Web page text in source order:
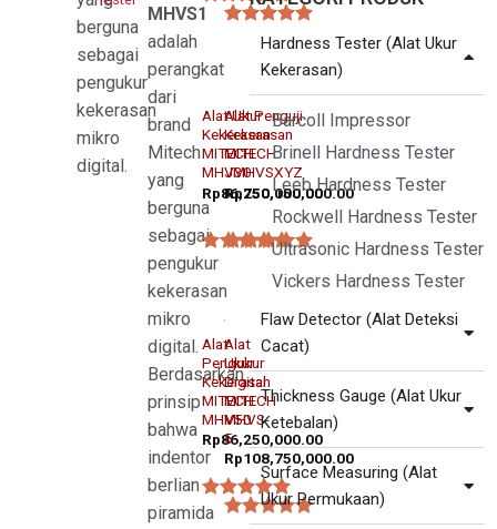
berguna
sebagai
pengukur
kekerasan
mikro
digital.
MHVS1
adalah
perangkat
dari
brand
Mitech
yang
berguna
sebagai
pengukur
kekerasan
mikro
digital.
Berdasarkan
prinsip
bahwa
indentor
berlian
piramida
★★★★★
★★★★★
Alat Ukur
Kekerasan
MITECH
MHV30
Rp86,250,000.00
★★★★★
Alat Penguji
Kekerasan
MITECH
JMHVSXYZ
Rp750,150,000.00
Alat
Pengukur
Kekerasan
MITECH
MHV50
Rp86,250,000.00
★★★★★
Alat
Ukur
Digital
MITECH
MHVS-
5
Rp108,750,000.00
Hardness Tester (Alat Ukur
Kekerasan)
Barcoll Impressor
Brinell Hardness Tester
Leeb Hardness Tester
Rockwell Hardness Tester
Ultrasonic Hardness Tester
Vickers Hardness Tester
Flaw Detector (Alat Deteksi
Cacat)
Thickness Gauge (Alat Ukur
Ketebalan)
Surface Measuring (Alat
Ukur Permukaan)